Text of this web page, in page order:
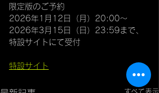
限定版のご予約
2026年1月12日（月）20:00〜
2026年3月15日（日）23:59まで、
特設サイトにて受付
特設サイト
すべて表示